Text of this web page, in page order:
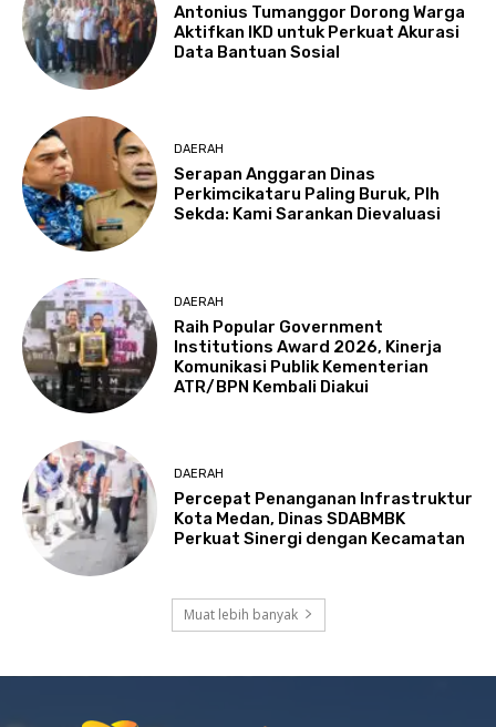
Antonius Tumanggor Dorong Warga
Aktifkan IKD untuk Perkuat Akurasi
Data Bantuan Sosial
DAERAH
Serapan Anggaran Dinas
Perkimcikataru Paling Buruk, Plh
Sekda: Kami Sarankan Dievaluasi
DAERAH
Raih Popular Government
Institutions Award 2026, Kinerja
Komunikasi Publik Kementerian
ATR/BPN Kembali Diakui
DAERAH
Percepat Penanganan Infrastruktur
Kota Medan, Dinas SDABMBK
Perkuat Sinergi dengan Kecamatan
Muat lebih banyak